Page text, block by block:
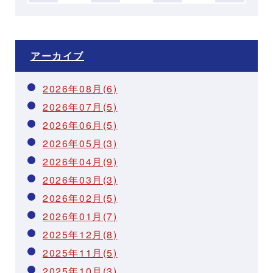
アーカイブ
2026年08月(6)
2026年07月(5)
2026年06月(5)
2026年05月(3)
2026年04月(9)
2026年03月(3)
2026年02月(5)
2026年01月(7)
2025年12月(8)
2025年11月(5)